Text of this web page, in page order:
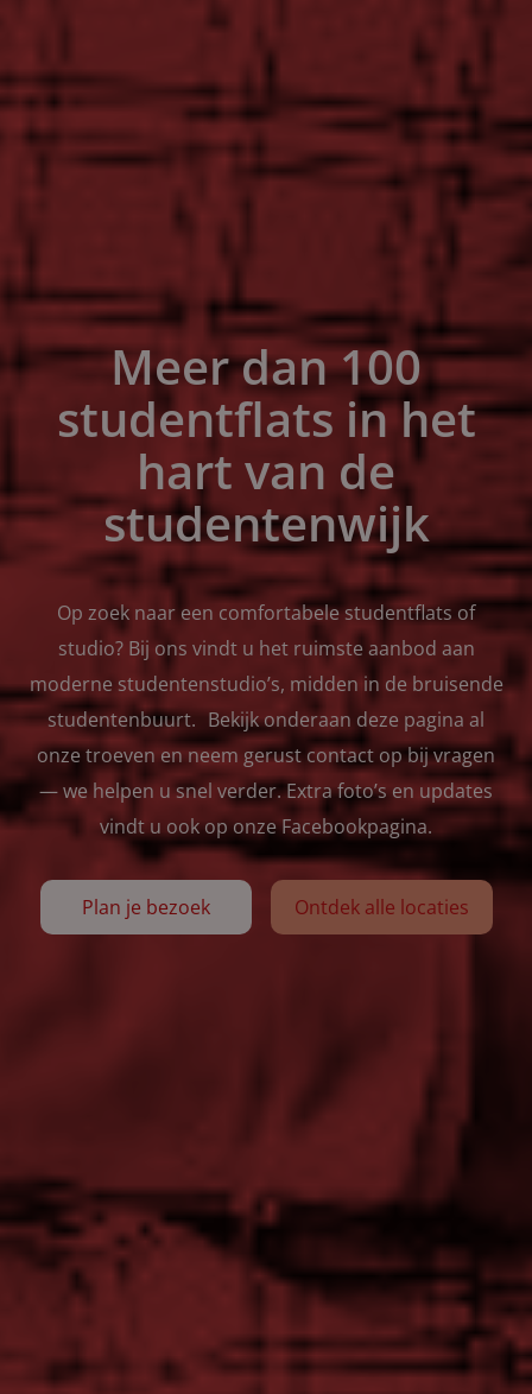
Meer dan 100
studentflats in het
hart van de
studentenwijk
Op zoek naar een comfortabele studentflats of
studio? Bij ons vindt u het ruimste aanbod aan
moderne studentenstudio’s, midden in de bruisende
studentenbuurt. Bekijk onderaan deze pagina al
onze troeven en neem gerust contact op bij vragen
— we helpen u snel verder. Extra foto’s en updates
vindt u ook op onze Facebookpagina.
Plan je bezoek Ontdek alle locaties